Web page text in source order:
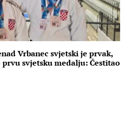
Vrbanec svjetski je prvak,
svjetsku medalju: Čestitao